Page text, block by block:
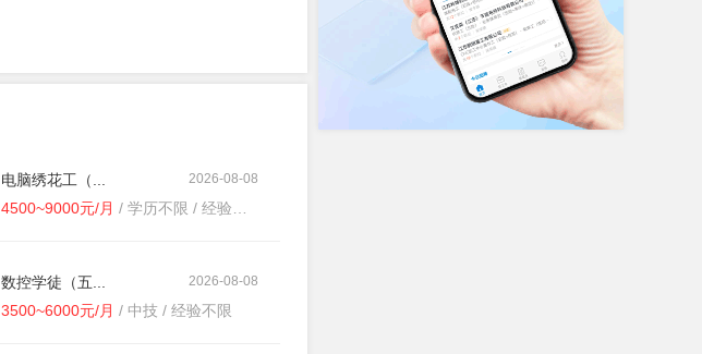
2026-08-08
电脑绣花工（...
4500~9000元/月 / 学历不限 / 经验不限
2026-08-08
数控学徒（五...
3500~6000元/月 / 中技 / 经验不限